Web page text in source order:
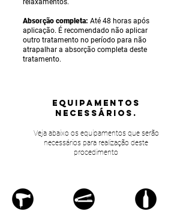
relaxamentos.
Absorção completa: Até 48 horas após
aplicação. É recomendado não aplicar
outro tratamento no período para não
atrapalhar a absorção completa deste
tratamento.
equipamentos
NECESSÁRIOS.
Veja abaixo os equipamentos que serão
necessários para realização deste
procedimento